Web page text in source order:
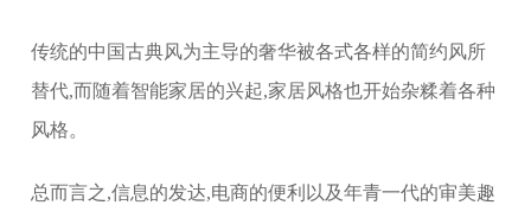
传统的中国古典风为主导的奢华被各式各样的简约风所
替代,而随着智能家居的兴起,家居风格也开始杂糅着各种
风格。
总而言之,信息的发达,电商的便利以及年青一代的审美趣